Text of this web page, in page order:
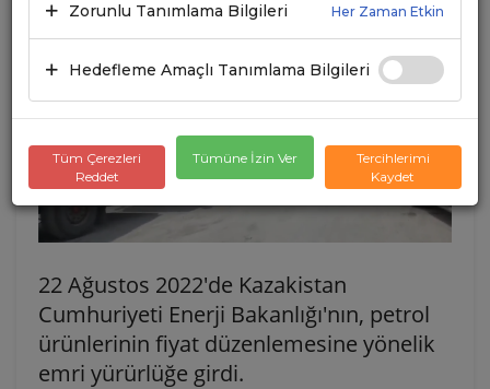
22 Ağustos 2022'de Kazakistan
Cumhuriyeti Enerji Bakanlığı'nın, petrol
ürünlerinin fiyat düzenlemesine yönelik
emri yürürlüğe girdi.
Zorunlu Tanımlama Bilgileri Her Zaman Etkin
Hedefleme Amaçlı Tanımlama Bilgileri
Tüm Çerezleri
Reddet
Tümüne İzin Ver
Tercihlerimi
Kaydet